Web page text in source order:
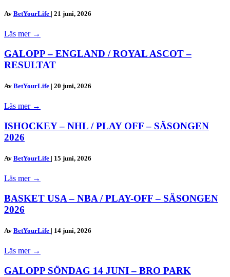
Av BetYourLife | 21 juni, 2026
Läs mer →
GALOPP – ENGLAND / ROYAL ASCOT –
RESULTAT
Av BetYourLife | 20 juni, 2026
Läs mer →
ISHOCKEY – NHL / PLAY OFF – SÄSONGEN
2026
Av BetYourLife | 15 juni, 2026
Läs mer →
BASKET USA – NBA / PLAY-OFF – SÄSONGEN
2026
Av BetYourLife | 14 juni, 2026
Läs mer →
GALOPP SÖNDAG 14 JUNI – BRO PARK